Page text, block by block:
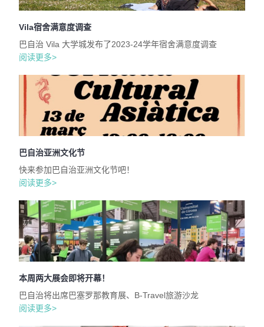
Vila宿舍满意度调查
巴自治 Vila 大学城发布了2023-24学年宿舍满意度调查
阅读更多>
巴自治亚洲文化节
快来参加巴自治亚洲文化节吧！
阅读更多>
本周两大展会即将开幕！
巴自治将出席巴塞罗那教育展、B-Travel旅游沙龙
阅读更多>